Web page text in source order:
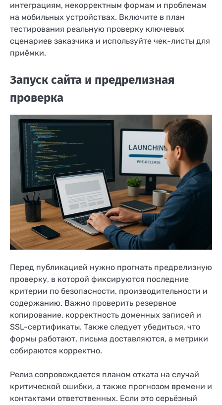
интеграциям, некорректным формам и проблемам
на мобильных устройствах. Включите в план
тестирования реальную проверку ключевых
сценариев заказчика и используйте чек-листы для
приёмки.
Запуск сайта и предрелизная
проверка
Перед публикацией нужно прогнать предрелизную
проверку, в которой фиксируются последние
критерии по безопасности, производительности и
содержанию. Важно проверить резервное
копирование, корректность доменных записей и
SSL-сертификаты. Также следует убедиться, что
формы работают, письма доставляются, а метрики
собираются корректно.
Релиз сопровождается планом отката на случай
критической ошибки, а также прогнозом времени и
контактами ответственных. Если это серьёзный